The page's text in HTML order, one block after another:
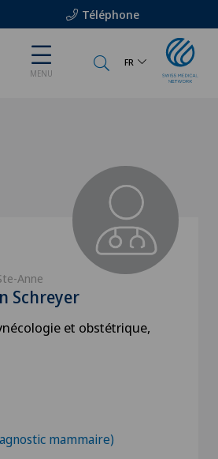
Téléphone
MENU
FR
Anne
Schreyer
et obstétrique,
mammaire)